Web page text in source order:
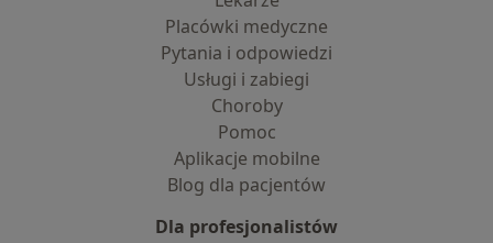
Placówki medyczne
Pytania i odpowiedzi
Usługi i zabiegi
Choroby
Pomoc
Aplikacje mobilne
Blog dla pacjentów
Dla profesjonalistów